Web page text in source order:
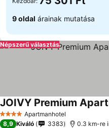
9 oldal árainak mutatása
Népszerű választás
4 KategóriaApartmanhotel
JOIVY Premium
8,9 Kiváló 3383 0.3 km-re